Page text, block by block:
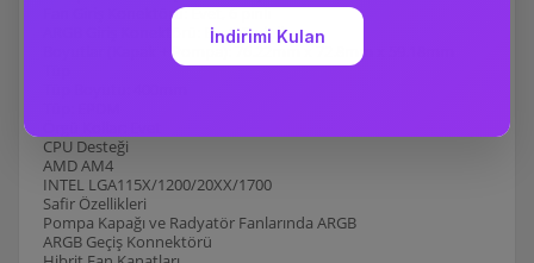
Fan Giriş Konektörü: Evet, 6 pinli
ARGB Giriş Konektörü: Evet, 3 pinli
Boyutlar (Kapak + Pompa): 76.22mm x 72.8mm x 59.18mm
CPU Desteği
AMD AM4
INTEL LGA115X/1200/20XX/1700
Safir Özellikleri
Pompa Kapağı ve Radyatör Fanlarında ARGB
ARGB Geçiş Konnektörü